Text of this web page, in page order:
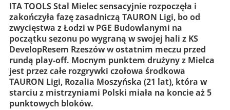
ITA TOOLS Stal Mielec sensacyjnie rozpoczęła i
zakończyła fazę zasadniczą TAURON Ligi, bo od
zwycięstwa z Łodzi w PGE Budowlanymi na
początku sezonu po wygraną w swojej hali z KS
DevelopResem Rzeszów w ostatnim meczu przed
rundą play-off. Mocnym punktem drużyny z Mielca
jest przez całe rozgrywki czołowa środkowa
TAURON Ligi, Rozalia Moszyńska (21 lat), która w
starciu z mistrzyniami Polski miała na koncie aż 5
punktowych bloków.